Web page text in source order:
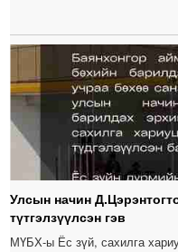
Улсын начин
түтгэлзүүлсэн гэв
МҮБХ-ы Ёс зүй, сахилга